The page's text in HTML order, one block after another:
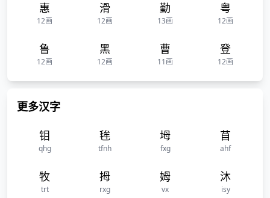
惠
12画
滑
12画
勤
13画
粤
12画
鲁
12画
黑
12画
曹
11画
登
12画
更多汉字
钼
qhg
毪
tfnh
坶
fxg
苜
ahf
牧
trt
拇
rxg
姆
vx
沐
isy